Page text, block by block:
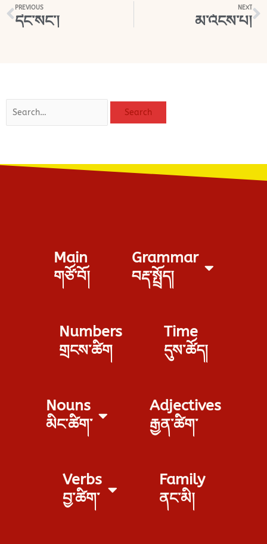
Prev
PREVIOUS
དེང་སང་།
NEXT
མ་འོངས་པ།
Search
Main
གཙོ་བོ།
Grammar
བརྡ་སྤྲོད།
Numbers
གྲངས་ཚིག
Time
དུས་ཚོད།
Nouns
མིང་ཚིག་
Adjectives
རྒྱན་ཚིག་
Verbs
བྱ་ཚིག་
Family
ནང་མི།